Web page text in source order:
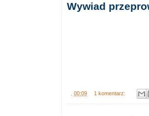
Wywiad
00:09 1 komentarz: